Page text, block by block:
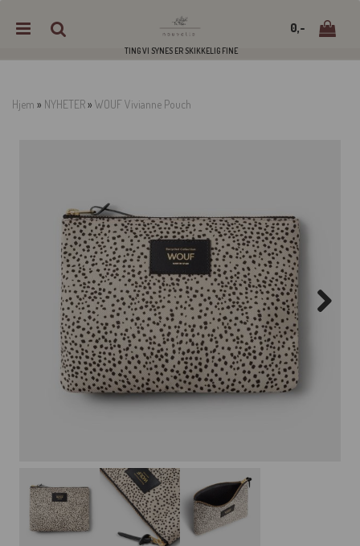
0,-
TING VI SYNES ER SKIKKELIG FINE
Hjem » NYHETER» WOUF Vivianne Pouch